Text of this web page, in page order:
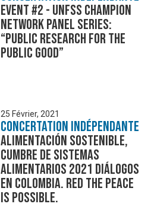
Event #2 - UNFSS Champion
Network Panel Series:
“Public Research for the
Public Good”
25 Février, 2021
Concertation Indépendante
Alimentación Sostenible,
Cumbre de Sistemas
Alimentarios 2021 Diálogos
en Colombia. Red The Peace
is Possible.